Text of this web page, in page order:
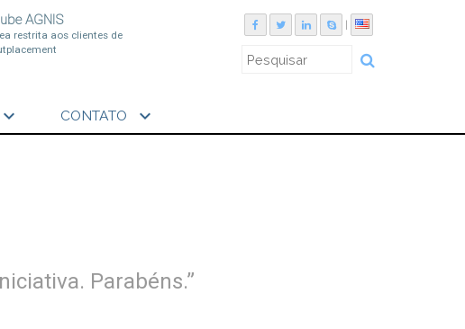
AGNIS
restrita aos clientes de
expand_more CONTATO expand_more
Parabéns.”